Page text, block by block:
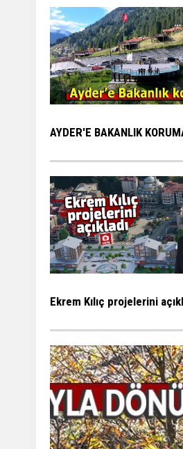
AYDER'E BAKANLIK
Ekrem Kılıç projelerini